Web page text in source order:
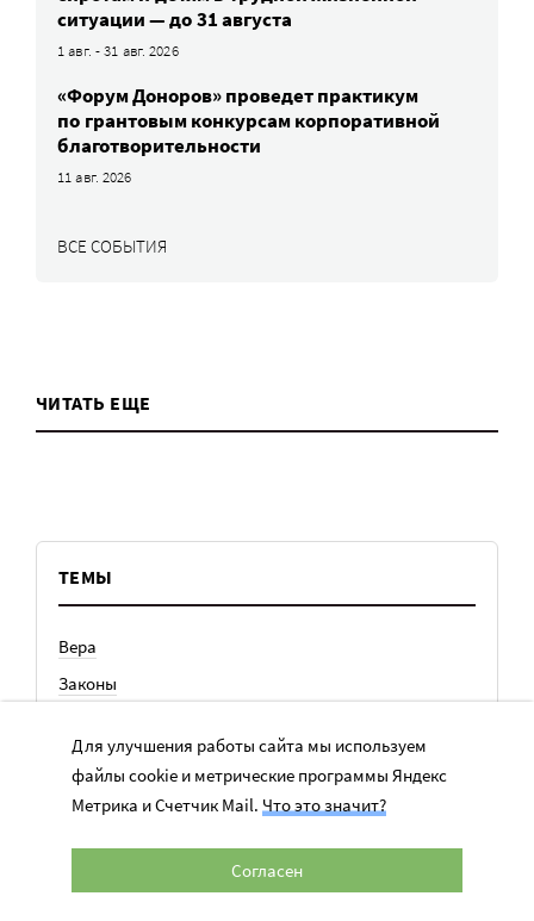
ситуации — до 31 августа
1 авг. - 31 авг. 2026
«Форум Доноров» проведет практикум
по грантовым конкурсам корпоративной
благотворительности
11 авг. 2026
ВСЕ СОБЫТИЯ
ЧИТАТЬ ЕЩЕ
ТЕМЫ
Вера
Законы
Колонки
Кто есть кто
Для улучшения работы сайта мы используем
файлы cookie и метрические программы Яндекс
Метрика и Счетчик Mail. Что это значит?
Согласен